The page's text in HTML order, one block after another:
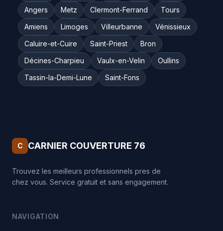
Angers
Metz Clermont-Ferrand
Tours
Amiens
Limoges Villeurbanne
Vénissieux
Caluire-et-Cuire
Saint-Priest
Bron
Décines-Charpieu
Vaulx-en-Velin
Oullins
Tassin-la-Demi-Lune
Saint-Fons
C CARNIER COUVERTURE 76
Trouvez les meilleurs professionnels pres de
chez vous. Service gratuit et sans engagement.
NAVIGATION